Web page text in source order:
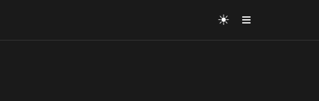
☀ ≡